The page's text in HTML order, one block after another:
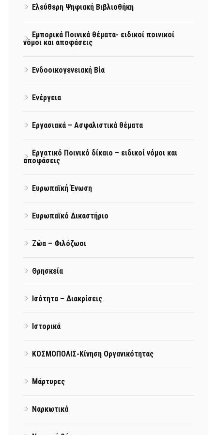
Ελεύθερη Ψηφιακή Βιβλιοθήκη
Εμπορικά Ποινικά θέματα- ειδικοί ποινικοί
νόμοι και αποφάσεις
Ενδοοικογενειακή Βία
Ενέργεια
Εργασιακά – Ασφαλιστικά θέματα
Εργατικό Ποινικό δίκαιο – ειδικοί νόμοι και
αποφάσεις
Ευρωπαϊκή Ένωση
Ευρωπαϊκό Δικαστήριο
Ζώα – Φιλόζωοι
Θρησκεία
Ισότητα – Διακρίσεις
Ιστορικά
ΚΟΣΜΟΠΟΛΙΣ-Κίνηση Οργανικότητας
Μάρτυρες
Ναρκωτικά